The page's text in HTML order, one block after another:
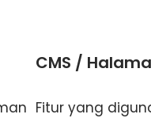
CMS /
Fitur yang